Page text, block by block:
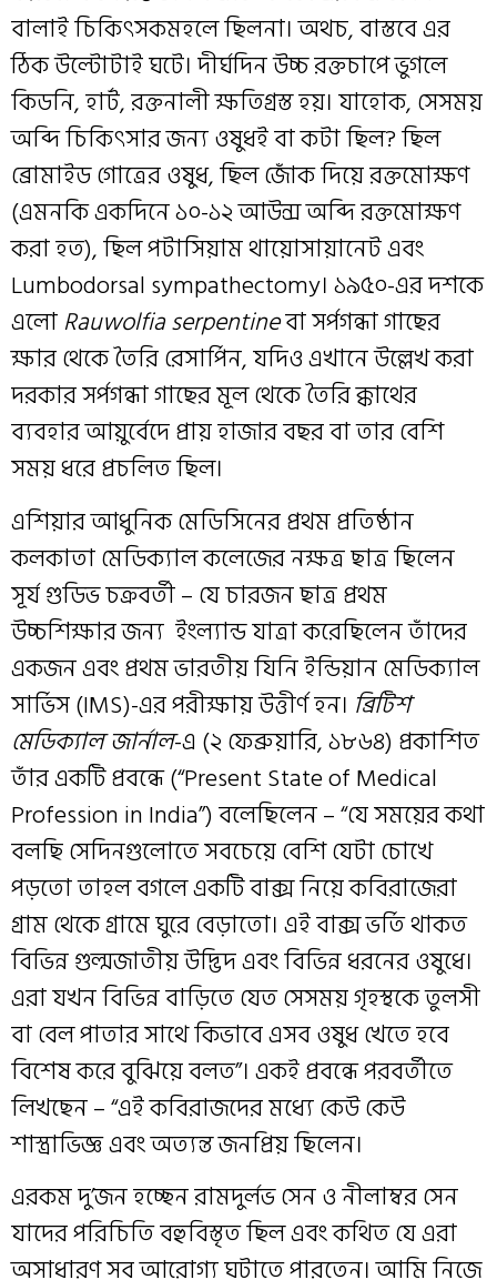
বালাই চিকিৎসকমহলে ছিলনা। অথচ, বাস্তবে এর
ঠিক উল্টোটাই ঘটে। দীর্ঘদিন উচ্চ রক্তচাপে ভুগলে
কিডনি, হার্ট, রক্তনালী ক্ষতিগ্রস্ত হয়। যাহোক, সেসময়
অব্দি চিকিৎসার জন্য ওষুধই বা কটা ছিল? ছিল
ব্রোমাইড গোত্রের ওষুধ, ছিল জোঁক দিয়ে রক্তমোক্ষণ
(এমনকি একদিনে ১০-১২ আউন্স অব্দি রক্তমোক্ষণ
করা হত), ছিল পটাসিয়াম থায়োসায়ানেট এবং
Lumbodorsal sympathectomy। ১৯৫০-এর দশকে
এলোRauwolfia serpentineবা সর্পগন্ধা গাছের
ক্ষার থেকে তৈরি রেসার্পিন, যদিও এখানে উল্লেখ করা
দরকার সর্পগন্ধা গাছের মূল থেকে তৈরি ক্কাথের
ব্যবহার আয়ুর্বেদে প্রায় হাজার বছর বা তার বেশি
সময় ধরে প্রচলিত ছিল।
এশিয়ার আধুনিক মেডিসিনের প্রথম প্রতিষ্ঠান
কলকাতা মেডিক্যাল কলেজের নক্ষত্র ছাত্র ছিলেন
সূর্য গুডিভ চক্রবর্তী – যে চারজন ছাত্র প্রথম
উচ্চশিক্ষার জন্য ইংল্যান্ড যাত্রা করেছিলেন তাঁদের
একজন এবং প্রথম ভারতীয় যিনি ইন্ডিয়ান মেডিক্যাল
সার্ভিস (IMS)-এর পরীক্ষায় উত্তীর্ণ হন। ব্রিটিশ
মেডিক্যাল জার্নাল-এ (২ ফেব্রুয়ারি, ১৮৬৪) প্রকাশিত
তাঁর একটি প্রবন্ধে (“Present State of Medical
Profession in India”) বলেছিলেন – “যে সময়ের কথা
বলছি সেদিনগুলোতে সবচেয়ে বেশি যেটা চোখে
পড়তো তাহল বগলে একটি বাক্স নিয়ে কবিরাজেরা
গ্রাম থেকে গ্রামে ঘুরে বেড়াতো। এই বাক্স ভর্তি থাকত
বিভিন্ন গুল্মজাতীয় উদ্ভিদ এবং বিভিন্ন ধরনের ওষুধে।
এরা যখন বিভিন্ন বাড়িতে যেত সেসময় গৃহস্থকে তুলসী
বা বেল পাতার সাথে কিভাবে এসব ওষুধ খেতে হবে
বিশেষ করে বুঝিয়ে বলত”। একই প্রবন্ধে পরবর্তীতে
লিখছেন – “এই কবিরাজদের মধ্যে কেউ কেউ
শাস্ত্রাভিজ্ঞ এবং অত্যন্ত জনপ্রিয় ছিলেন।
এরকম দু’জন হচ্ছেন রামদুর্লভ সেন ও নীলাম্বর সেন
যাদের পরিচিতি বহুবিস্তৃত ছিল এবং কথিত যে এরা
অসাধারণ সব আরোগ্য ঘটাতে পারতেন। আমি নিজে